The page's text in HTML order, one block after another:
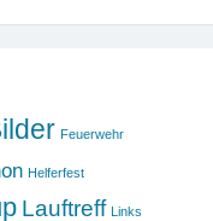
Feuerwehr
Helferfest
Lauftreff Links